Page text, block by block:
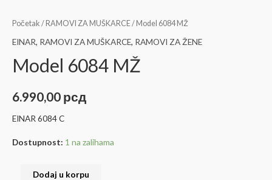
Početak / RAMOVI ZA MUŠKARCE/ Model 6084 MŽ
EINAR, RAMOVI ZA MUŠKARCE, RAMOVI ZA ŽENE
Model 6084 MŽ
6.990,00 рсд
EINAR 6084 C
Dostupnost: 1 na zalihama
Dodaj u korpu